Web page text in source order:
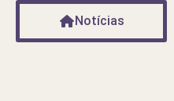
Notícias